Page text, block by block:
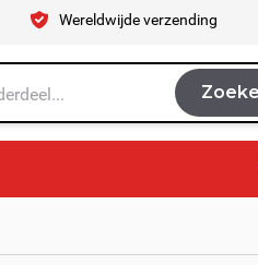
Wereldwijde verzending
Zoek